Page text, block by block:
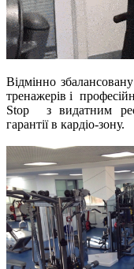
Відмінно
тренажерів і
Stop з видатним
гарантії в кардіо-зону.